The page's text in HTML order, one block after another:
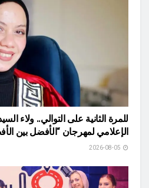
للمرة الثانية على التوالي.. ولاء
الإعلامي لمهرجان “الأفضل بين